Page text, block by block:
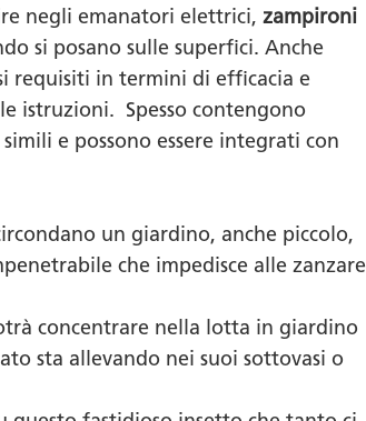
negli emanatori elettrici,zampironi
si posano sulle superfici. Anche
requisiti in termini di efficacia e
istruzioni. Spesso contengono
e possono essere integrati con
un giardino, anche piccolo,
che impedisce alle zanzare
concentrare nella lotta in giardino
sta allevando nei suoi sottovasi o